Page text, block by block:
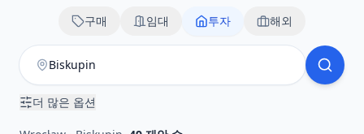
구매 임대 투자 해외
더 많은 옵션